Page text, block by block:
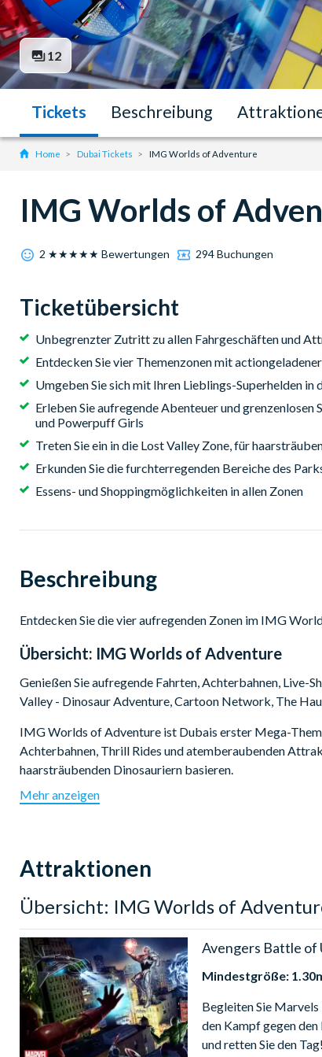
12
Tickets Beschreibung
Home Dubai Tickets IMG Worlds of Adventure
IMG Worlds of
2 ★★★★★ Bewertungen 294 Buchungen
Ticketübersicht
Unbegrenzter Zutritt zu allen Fahrgeschäften und
Entdecken Sie vier Themenzonen mit
Umgeben Sie sich mit Ihren Lieblings-Superhelden in
Erleben Sie aufregende Abenteuer und
und Powerpuff Girls
Treten Sie ein in die Lost Valley Zone, für
Erkunden Sie die furchterregenden Bereiche des
Essens- und Shoppingmöglichkeiten in allen Zonen
Beschreibung
Entdecken Sie die vier aufregenden Zonen im IMG
Übersicht: IMG Worlds of Adventure
Genießen Sie aufregende Fahrten, Achterbahnen, Live-
Valley - Dinosaur Adventure, Cartoon Network, The
IMG Worlds of Adventure ist Dubais erster Mega-
Achterbahnen, Thrill Rides und atemberaubenden
haarsträubenden Dinosauriern basieren.
Die IMG Worlds of Adventure Parks bringen das Beste
Sparen Sie wertvolle Zeit in IMG Worlds of Adventure
den Attraktionen zu überspringen! Es gibt zwei Optionen
Ultimate Fastpass- unlimitierter Zutritt zu allen
Ultimate Fastpass plus One Shot Haunted Hotel
Zugang zum Haunted Hotel!
Öffnungszeiten:
IMG World of Adventure ist Montag bis Donnerstag
geöffnet. Bitte beachten Sie, dass die Öffnungszeiten
Mehr anzeigen
Attraktionen
Übersicht: IMG Worlds of
Avengers Battle of
Mindestgröße:
Begleiten Sie
den Kampf gegen
und retten Sie den Tag!